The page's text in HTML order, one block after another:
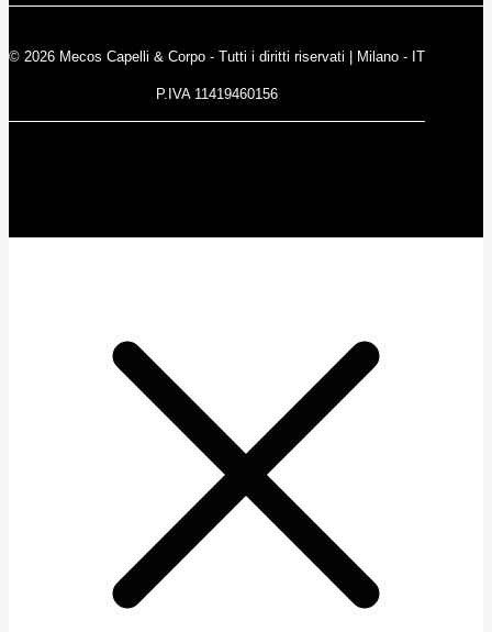
© 2026 Mecos Capelli & Corpo - Tutti i diritti riservati | Milano - IT
P.IVA 11419460156